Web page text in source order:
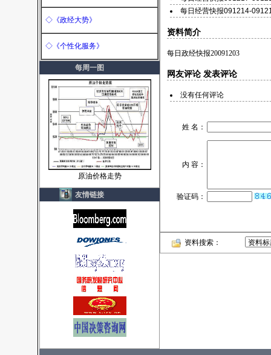
◇《政经大势》
◇《个性化服务》
每周一图
原油价格走势
友情链接
每日经营快报091214-
资料简介
每日政经快报20091203
网友评论 发表评论
没有任何评论
姓 名：
内 容：
验证码：
资料搜索：